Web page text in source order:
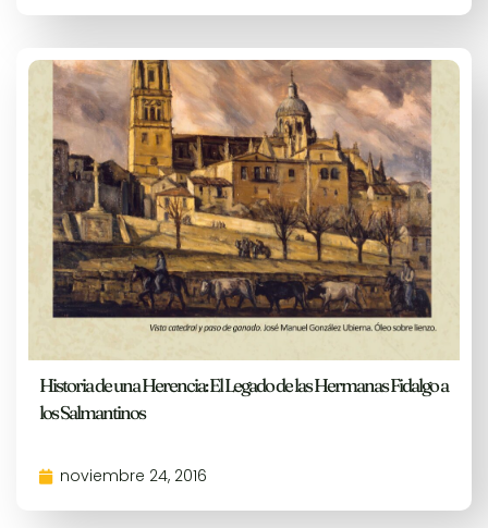
Historia de una Herencia: El Legado de las Hermanas Fidalgo a
los Salmantinos
noviembre 24, 2016